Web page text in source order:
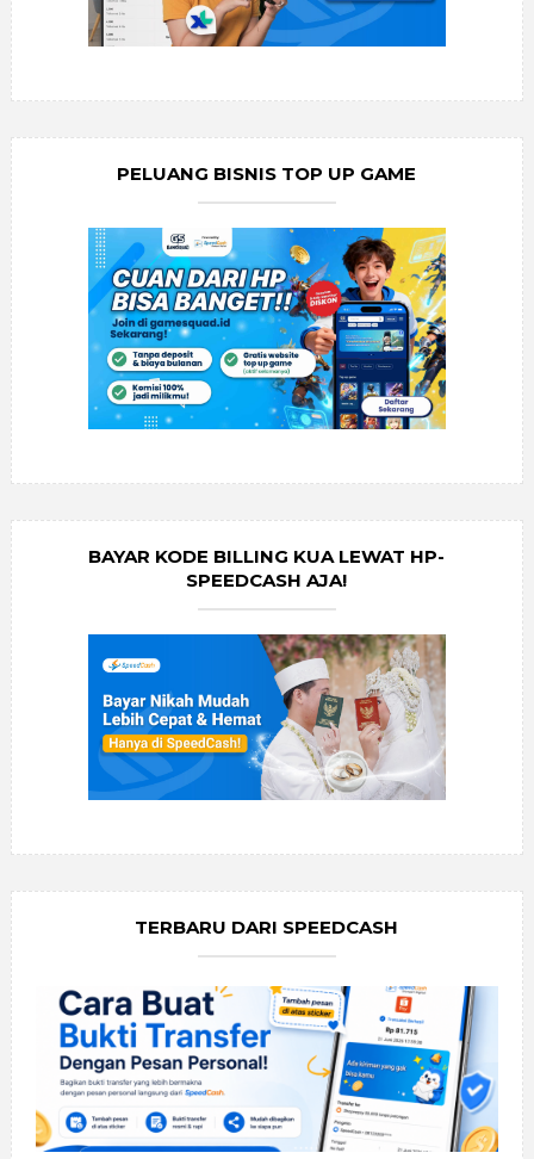
PELUANG BISNIS TOP UP GAME
BAYAR KODE BILLING KUA LEWAT HP-
SPEEDCASH AJA!
TERBARU DARI SPEEDCASH